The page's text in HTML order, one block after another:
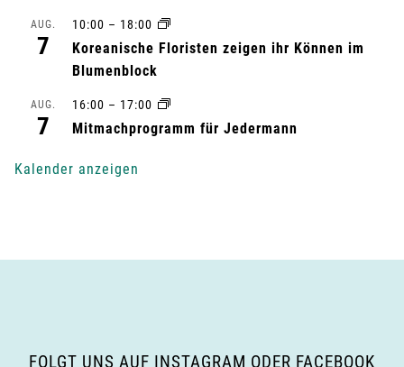
-
AUG.
7
10:00 – 18:00
Koreanische Floristen zeigen ihr Können im
Blumenblock
AUG.
7
16:00 – 17:00
Mitmachprogramm für Jedermann
Kalender anzeigen
FOLGT UNS AUF INSTAGRAM ODER FACEBOOK